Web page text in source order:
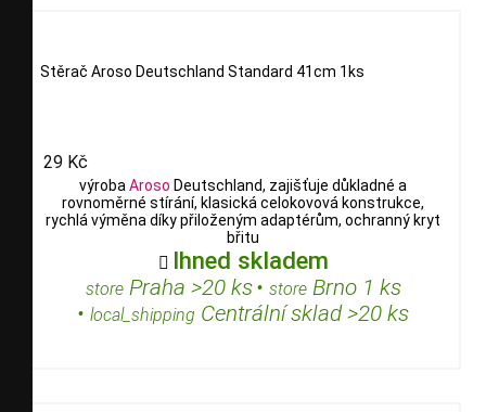
Stěrač Aroso Deutschland Standard 41cm 1ks
29 Kč
výroba Aroso Deutschland, zajišťuje důkladné a
rovnoměrné stírání, klasická celokovová konstrukce,
rychlá výměna díky přiloženým adaptérům, ochranný kryt
břitu
 Ihned skladem
storePraha >20 ks• storeBrno 1 ks
• local_shipping Centrální sklad >20 ks